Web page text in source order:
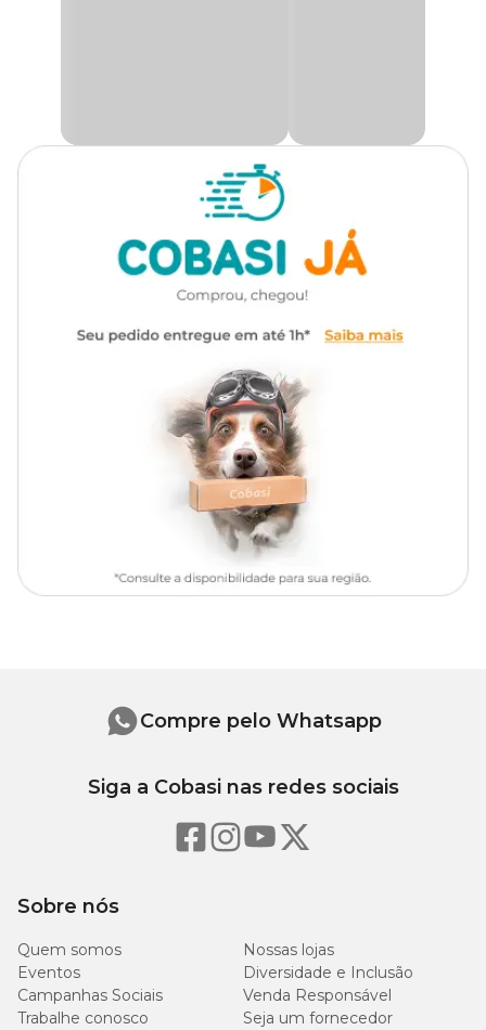
Alimenta os peixes de seu aquário de forma segura, com alimentos
Sobre nós
Quem somos
Nossas lojas
Eventos
Diversidade e Inclusão
Campanhas Sociais
Venda Responsável
Trabalhe conosco
Seja um fornecedor
Compre pelo Whatsapp
Siga a Cobasi nas redes sociais